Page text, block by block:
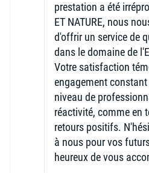
prestation a été
ET NATURE, nous
d'offrir un service de
dans le domaine de
Votre satisfaction
engagement
niveau de
réactivité, comme en
retours positifs.
à nous pour vos
heureux de vous